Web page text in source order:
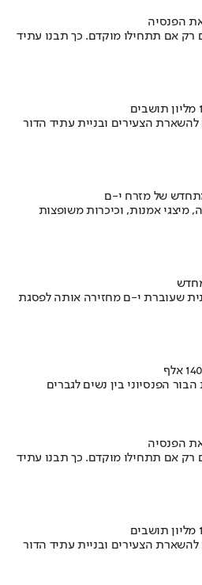
את הפנסיה
רק אם תתחילו מוקדם. כך תבנו עתיד
להשארת הצעירים ובניית עתיד הדור
של מזרח י-ם
מיצגי אמנות, וכיכרות משופצות
שעוברת י-ם מחזירה אותה לפסגת
הפנסיוני בין נשים לגברים
את הפנסיה
רק אם תתחילו מוקדם. כך תבנו עתיד
להשארת הצעירים ובניית עתיד הדור